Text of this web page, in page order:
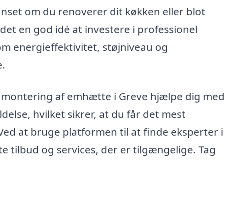
om du renoverer dit køkken eller blot
en god idé at investere i professionel
energieffektivitet, støjniveau og
af emhætte i Greve hjælpe dig med
hvilket sikrer, at du får det mest
at bruge platformen til at finde eksperter i
tilbud og services, der er tilgængelige. Tag